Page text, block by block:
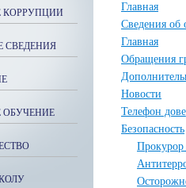
Главная
Сведения об
Главная
Обращения
Новости
Телефон
Безопасность
Прокурор
КОРРУПЦИИ
СВЕДЕНИЯ